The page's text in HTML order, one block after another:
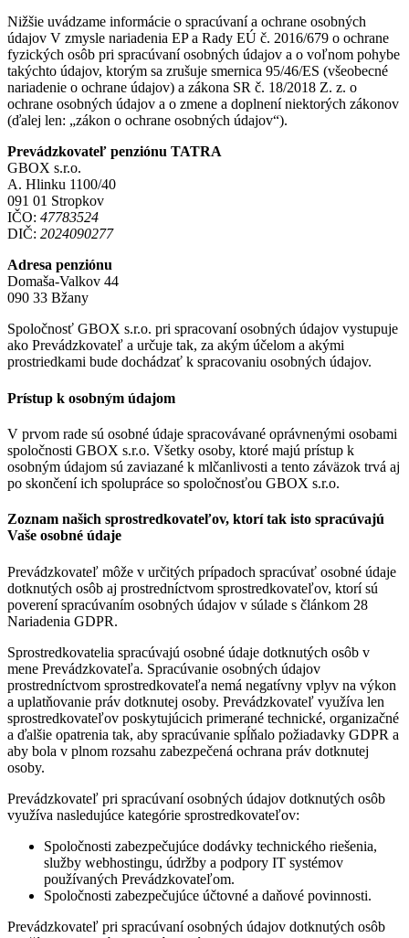
Nižšie uvádzame informácie o spracúvaní a ochrane osobných
údajov V zmysle nariadenia EP a Rady EÚ č. 2016/679 o ochrane
fyzických osôb pri spracúvaní osobných údajov a o voľnom pohybe
takýchto údajov, ktorým sa zrušuje smernica 95/46/ES (všeobecné
nariadenie o ochrane údajov) a zákona SR č. 18/2018 Z. z. o
ochrane osobných údajov a o zmene a doplnení niektorých zákonov
(ďalej len: „zákon o ochrane osobných údajov“).
Prevádzkovateľ penziónu TATRA
GBOX s.r.o.
A. Hlinku 1100/40
091 01 Stropkov
IČO: 47783524
DIČ: 2024090277
Adresa penziónu
Domaša-Valkov 44
090 33 Bžany
Spoločnosť GBOX s.r.o. pri spracovaní osobných údajov vystupuje
ako Prevádzkovateľ a určuje tak, za akým účelom a akými
prostriedkami bude dochádzať k spracovaniu osobných údajov.
Prístup k osobným údajom
V prvom rade sú osobné údaje spracovávané oprávnenými osobami
spoločnosti GBOX s.r.o. Všetky osoby, ktoré majú prístup k
osobným údajom sú zaviazané k mlčanlivosti a tento záväzok trvá aj
po skončení ich spolupráce so spoločnosťou GBOX s.r.o.
Zoznam našich sprostredkovateľov, ktorí tak isto spracúvajú
Vaše osobné údaje
Prevádzkovateľ môže v určitých prípadoch spracúvať osobné údaje
dotknutých osôb aj prostredníctvom sprostredkovateľov, ktorí sú
poverení spracúvaním osobných údajov v súlade s článkom 28
Nariadenia GDPR.
Sprostredkovatelia spracúvajú osobné údaje dotknutých osôb v
mene Prevádzkovateľa. Spracúvanie osobných údajov
prostredníctvom sprostredkovateľa nemá negatívny vplyv na výkon
a uplatňovanie práv dotknutej osoby. Prevádzkovateľ využíva len
sprostredkovateľov poskytujúcich primerané technické, organizačné
a ďalšie opatrenia tak, aby spracúvanie spĺňalo požiadavky GDPR a
aby bola v plnom rozsahu zabezpečená ochrana práv dotknutej
osoby.
Prevádzkovateľ pri spracúvaní osobných údajov dotknutých osôb
využíva nasledujúce kategórie sprostredkovateľov:
Spoločnosti zabezpečujúce dodávky technického riešenia,
služby webhostingu, údržby a podpory IT systémov
používaných Prevádzkovateľom.
Spoločnosti zabezpečujúce účtovné a daňové povinnosti.
Prevádzkovateľ pri spracúvaní osobných údajov dotknutých osôb